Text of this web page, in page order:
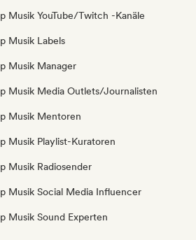
Musik YouTube/Twitch -Kanäle
Musik Labels
Musik Manager
Musik Media Outlets/Journalisten
Musik Mentoren
Musik Playlist-Kuratoren
Musik Radiosender
Musik Social Media Influencer
Musik Sound Experten